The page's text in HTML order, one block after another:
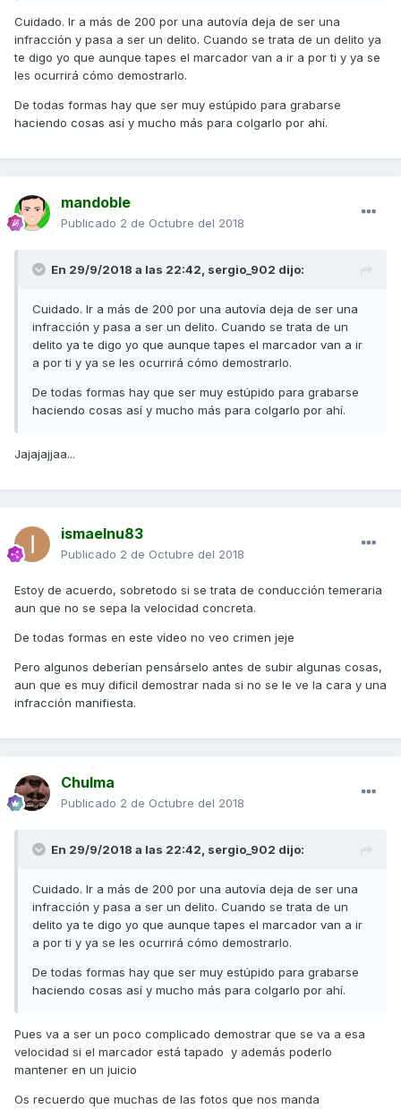
Cuidado. Ir a más de 200 por una autovía deja de ser una
infracción y pasa a ser un delito. Cuando se trata de un delito ya
te digo yo que aunque tapes el marcador van a ir a por ti y ya se
les ocurrirá cómo demostrarlo.
De todas formas hay que ser muy estúpido para grabarse
haciendo cosas así y mucho más para colgarlo por ahí.
mandoble
Publicado 2 de Octubre del 2018
En 29/9/2018 a las 22:42, sergio_902 dijo:
Cuidado. Ir a más de 200 por una autovía deja de ser una
infracción y pasa a ser un delito. Cuando se trata de un
delito ya te digo yo que aunque tapes el marcador van a ir
a por ti y ya se les ocurrirá cómo demostrarlo.
De todas formas hay que ser muy estúpido para grabarse
haciendo cosas así y mucho más para colgarlo por ahí.
Jajajajjaa...
ismaelnu83
Publicado 2 de Octubre del 2018
Estoy de acuerdo, sobretodo si se trata de conducción temeraria
aun que no se sepa la velocidad concreta.
De todas formas en este vídeo no veo crimen jeje
Pero algunos deberían pensárselo antes de subir algunas cosas,
aun que es muy difícil demostrar nada si no se le ve la cara y una
infracción manifiesta.
Chulma
Publicado 2 de Octubre del 2018
En 29/9/2018 a las 22:42, sergio_902 dijo:
Cuidado. Ir a más de 200 por una autovía deja de ser una
infracción y pasa a ser un delito. Cuando se trata de un
delito ya te digo yo que aunque tapes el marcador van a ir
a por ti y ya se les ocurrirá cómo demostrarlo.
De todas formas hay que ser muy estúpido para grabarse
haciendo cosas así y mucho más para colgarlo por ahí.
Pues va a ser un poco complicado demostrar que se va a esa
velocidad si el marcador está tapado y además poderlo
mantener en un juicio
Os recuerdo que muchas de las fotos que nos manda